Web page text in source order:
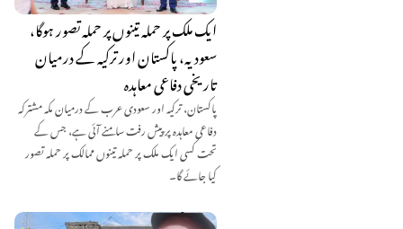
ایک ملک پر حملہ تینوں پر حملہ تصور ہوگا،
سعودیہ، پاکستان اور ترکیہ کے درمیان
تاریخی دفاعی معاہدہ
پاکستان، ترکیہ اور سعودی عرب کے درمیان مکہ مشترکہ
دفاعی معاہدہ پر پیش رفت سامنے آئی ہے، جس کے
تحت کسی ایک ملک پر حملہ تینوں ممالک پر حملہ تصور
کیا جائے گا۔